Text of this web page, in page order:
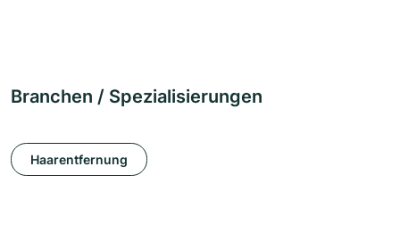
Branchen / Spezialisierungen
Haarentfernung